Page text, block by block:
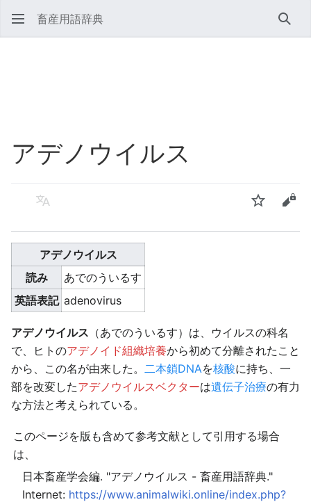
畜産用語辞典 検索
アデノウイルス
言語 ウォッチソ
アデノウイルス
読み
あでのういるす
英語表記 adenovirus
アデノウイルス （あでのういるす）は、ウイルスの科名
で、ヒトのアデノイド組織培養から初めて分離されたこと
から、この名が由来した。 二本鎖DNAを核酸に持ち、一
部を改変したアデノウイルスベクターは遺伝子治療の有力
な方法と考えられている。
このページを版も含めて参考文献として引用する場合
は、
日本畜産学会編. "アデノウイルス - 畜産用語辞典."
Internet: https://www.animalwiki.online/index.php?